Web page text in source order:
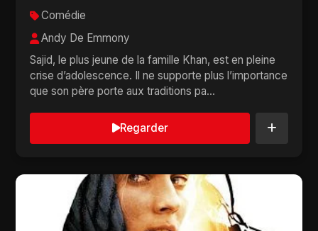
Comédie
Andy De Emmony
Sajid, le plus jeune de la famille Khan, est en pleine
crise d’adolescence. Il ne supporte plus l’importance
que son père porte aux traditions pa...
Regarder